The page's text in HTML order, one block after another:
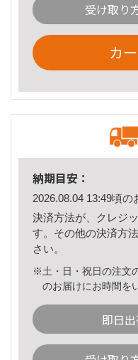
受け取り
カ
納期目安：
2026.08.04 13:49頃の
決済方法が、クレジ
す。その他の決済方
さい。
※土・日・祝日の注文
のお届けにお時間を
即日